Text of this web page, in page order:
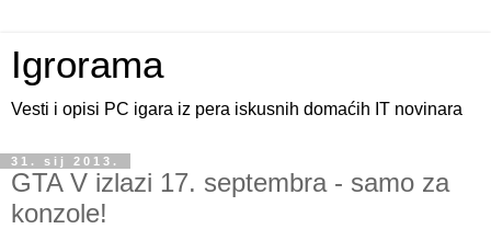
Igrorama
Vesti i opisi PC igara iz pera iskusnih domaćih IT novinara
31. sij 2013.
GTA V izlazi 17. septembra - samo za
konzole!